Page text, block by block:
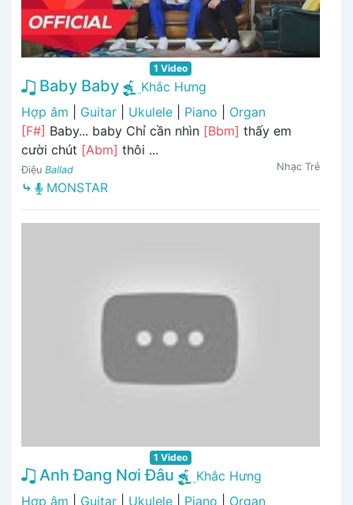
1 Video
Baby Baby
Khắc Hưng
Hợp âm
Guitar Ukulele Piano
Organ
[F#] Baby... baby Chỉ cần nhìn [Bbm] thấy em
cười chút [Abm] thôi ...
Điệu Ballad Nhạc Trẻ
⤷ MONSTAR
1 Video
Anh Đang Nơi Đâu
Khắc Hưng
Hợp âm
Guitar Ukulele Piano
Organ